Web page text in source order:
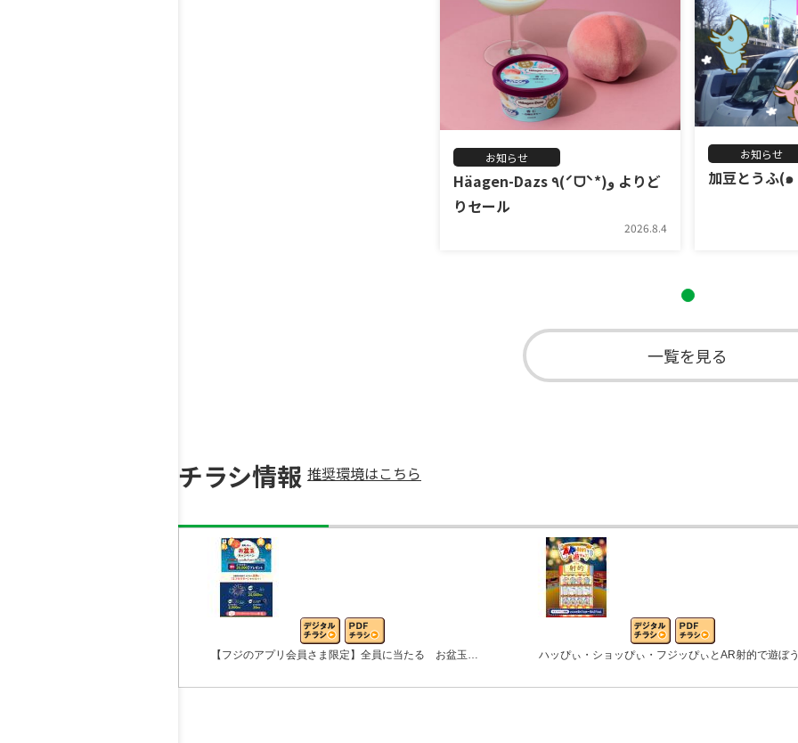
お知らせ
Häagen-Dazs ٩(ˊᗜˋ*)و よりど
りセール
2026.8.4
お知らせ
加豆とうふ
一覧を見る
チラシ情報 推奨環境はこちら
【フジのアプリ会員さま限定】全員に当たる お盆玉… ハッぴぃ・ショッぴぃ・フジッぴぃとAR射的で遊ぼ